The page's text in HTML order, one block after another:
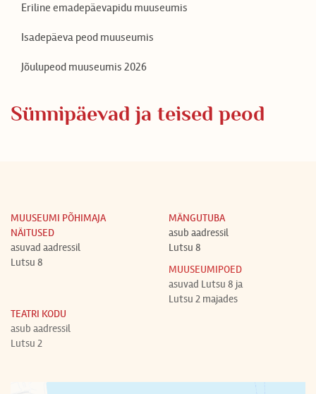
Eriline emadepäevapidu muuseumis
Isadepäeva peod muuseumis
Jõulupeod muuseumis 2026
Sünnipäevad ja teised peod
MUUSEUMI PÕHIMAJA
NÄITUSED
asuvad aadressil
Lutsu 8
MÄNGUTUBA
asub aadressil
Lutsu 8
MUUSEUMIPOED
asuvad Lutsu 8 ja
Lutsu 2 majades
TEATRI KODU
asub aadressil
Lutsu 2